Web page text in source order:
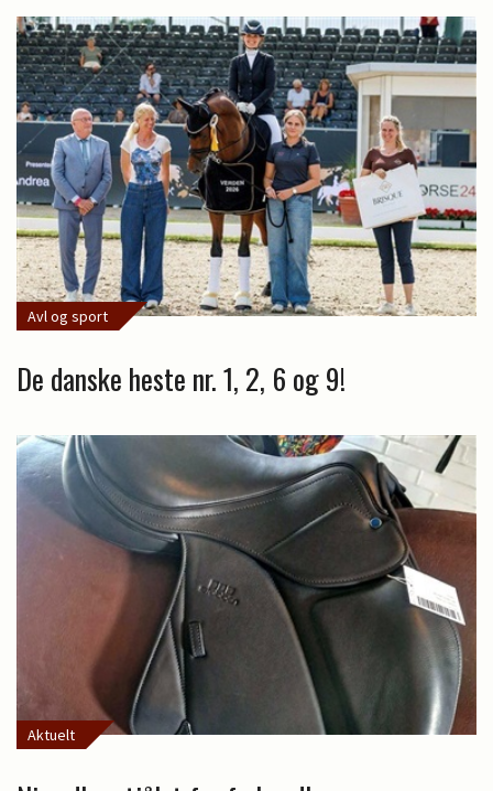
Avl og sport
De danske heste nr. 1, 2, 6 og 9!
Aktuelt